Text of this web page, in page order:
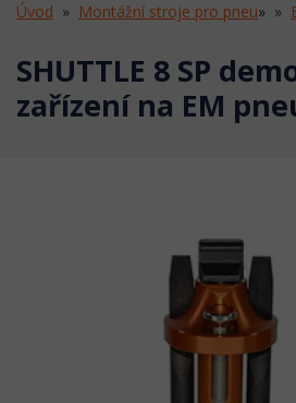
Úvod Montážní stroje pro pneu»
SHUTTLE 8 SP
zařízení na EM